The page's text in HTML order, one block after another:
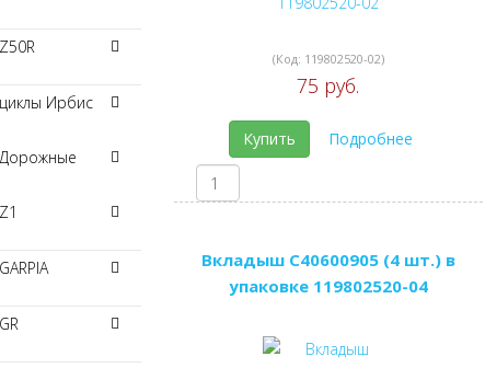
Ирбис
Дорожные
(Код: 119802520-02)
75 руб.
Купить Подробнее
Вкладыш C40600905 (4 шт.) в
упаковке 119802520-04